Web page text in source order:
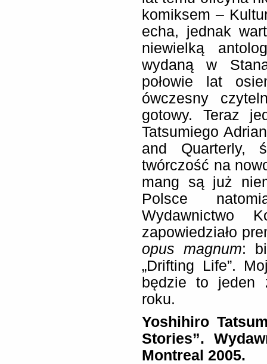
komiksem –
echa, jednak
niewielką
wydaną w
połowie lat
ówczesny
gotowy. Teraz
Tatsumiego
and Quarterly,
twórczość na
mang są już
Polsce
Wydawnictwo
zapowiedziało
opus magnum:
„Drifting Life”.
będzie to jeden
roku.
Yoshihiro
Stories”.
Montreal 2005.